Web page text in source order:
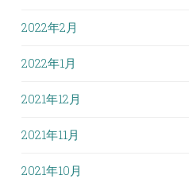
2022年2月
2022年1月
2021年12月
2021年11月
2021年10月